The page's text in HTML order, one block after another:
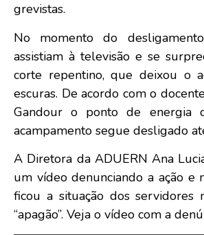
grevistas.
No momento do
assistiam à televisão e se
corte repentino, que deixou o
escuras. De acordo com o
Gandour o ponto de energia
acampamento segue desligado
A Diretora da ADUERN Ana
um vídeo denunciando a ação e
ficou a situação dos servidores
“apagão”. Veja o vídeo com a